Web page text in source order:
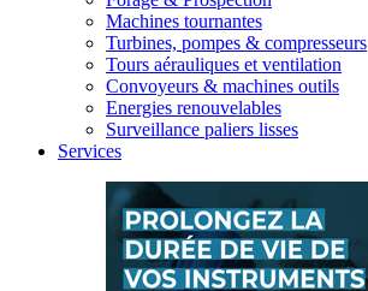
Machines tournantes
Turbines, pompes & compresseurs
Tours aérauliques et ventilation
Convoyeurs & machines outils
Energies renouvelables
Surveillance paliers lisses
Services